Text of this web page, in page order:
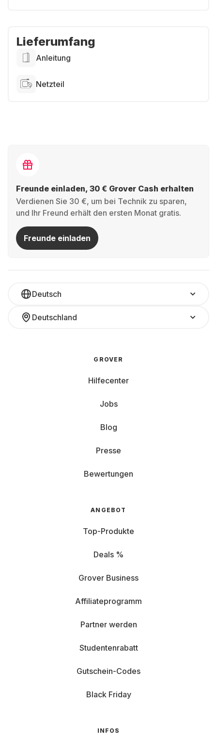
Lieferumfang
Anleitung
Netzteil
Freunde einladen, 30 € Grover Cash erhalten
Verdienen Sie 30 €, um bei Technik zu sparen,
und Ihr Freund erhält den ersten Monat gratis.
Freunde einladen
Deutsch
Deutschland
GROVER
Hilfecenter
Jobs
Blog
Presse
Bewertungen
ANGEBOT
Top-Produkte
Deals %
Grover Business
Affiliateprogramm
Partner werden
Studentenrabatt
Gutschein-Codes
Black Friday
INFOS